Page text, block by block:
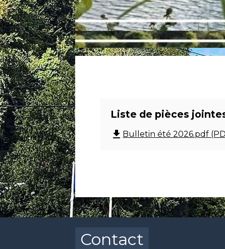
Liste de pièces
file_downloadBulletin été 2026.pdf
Contact